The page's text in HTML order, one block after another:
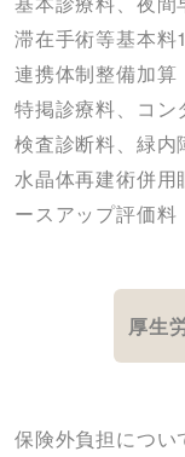
滞在手術等基本料
連携体制整備加算
特掲診療料、コン
検査診断料、緑
水晶体再建術併用
ースアップ評価
厚生
保険外負担につい